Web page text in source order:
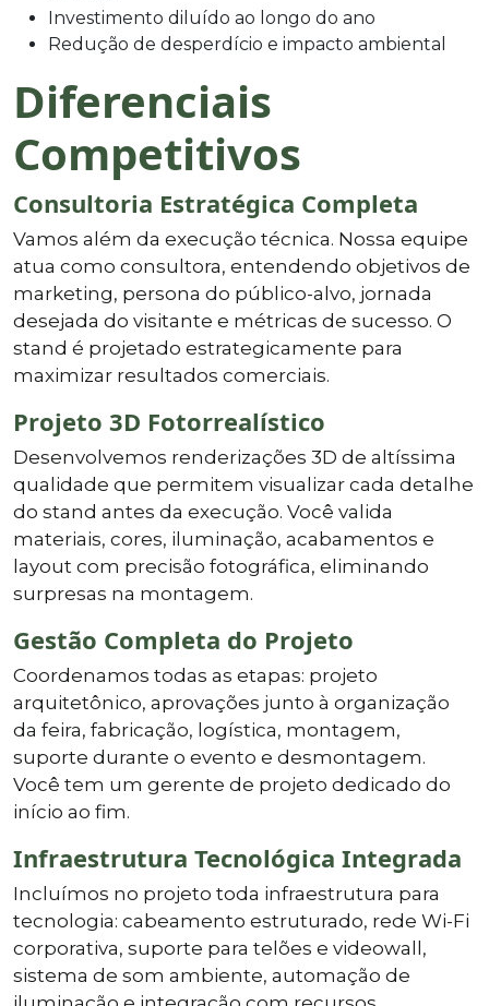
Investimento diluído ao longo do ano
Redução de desperdício e impacto ambiental
Diferenciais
Competitivos
Consultoria Estratégica Completa
Vamos além da execução técnica. Nossa equipe
atua como consultora, entendendo objetivos de
marketing, persona do público-alvo, jornada
desejada do visitante e métricas de sucesso. O
stand é projetado estrategicamente para
maximizar resultados comerciais.
Projeto 3D Fotorrealístico
Desenvolvemos renderizações 3D de altíssima
qualidade que permitem visualizar cada detalhe
do stand antes da execução. Você valida
materiais, cores, iluminação, acabamentos e
layout com precisão fotográfica, eliminando
surpresas na montagem.
Gestão Completa do Projeto
Coordenamos todas as etapas: projeto
arquitetônico, aprovações junto à organização
da feira, fabricação, logística, montagem,
suporte durante o evento e desmontagem.
Você tem um gerente de projeto dedicado do
início ao fim.
Infraestrutura Tecnológica Integrada
Incluímos no projeto toda infraestrutura para
tecnologia: cabeamento estruturado, rede Wi-Fi
corporativa, suporte para telões e videowall,
sistema de som ambiente, automação de